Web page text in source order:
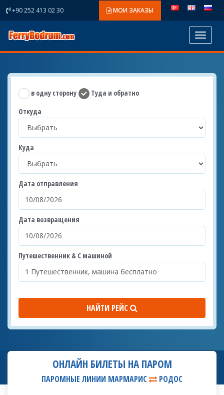
+90 252 413 02 30 МОИ ЗАКАЗЫ
Toggle
в одну сторону
Туда и обратно
Откуда
Куда
Дата отправления
Дата возвращения
Путешественник & С машиной
НАЙТИ РЕЙС
ОНЛАЙН БИЛЕТЫ НА ПАРОМ
ПАРОМНЫЕ ЛИНИИ МАРМАРИС РОДОС